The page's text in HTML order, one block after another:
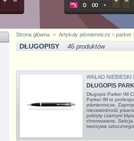
Strona główna > Artykuły piśmiennicze >parker
DŁUGOPISY 46 produktów
WKŁAD NIEBIESKI
DŁUGOPIS
Długopis Parker IM
Parker IM to
piśmiennicze.
niezawodność
pokryty czarnym
chromowane.
tworzywa